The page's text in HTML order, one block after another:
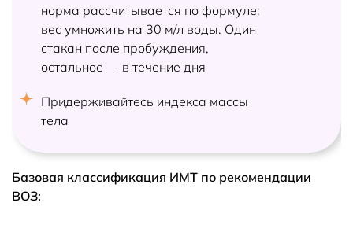
норма рассчитывается по формуле:
вес умножить на 30 м/л воды. Один
стакан после пробуждения,
остальное — в течение дня
Придерживайтесь индекса массы
тела
Базовая классификация ИМТ по рекомендации
ВОЗ: